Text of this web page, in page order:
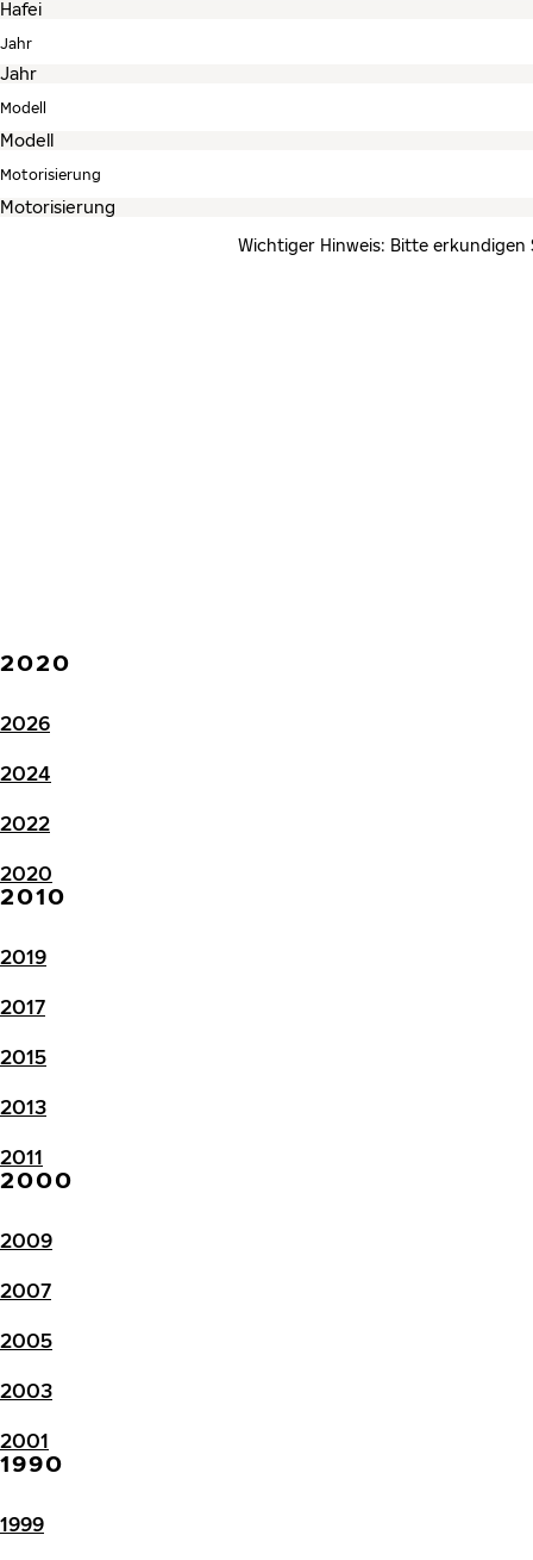
Jahr
Modell
Motorisierung
Wichtiger Hinweis: Bitte
2020
2026
2024
2022
2020
2010
2019
2017
2015
2013
2011
2000
2009
2007
2005
2003
2001
1990
1999